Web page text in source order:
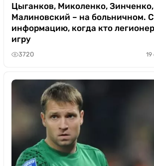
Цыганков, Миколенко,
Малиновский – на больничном.
информацию, когда кто
игру
3720 19